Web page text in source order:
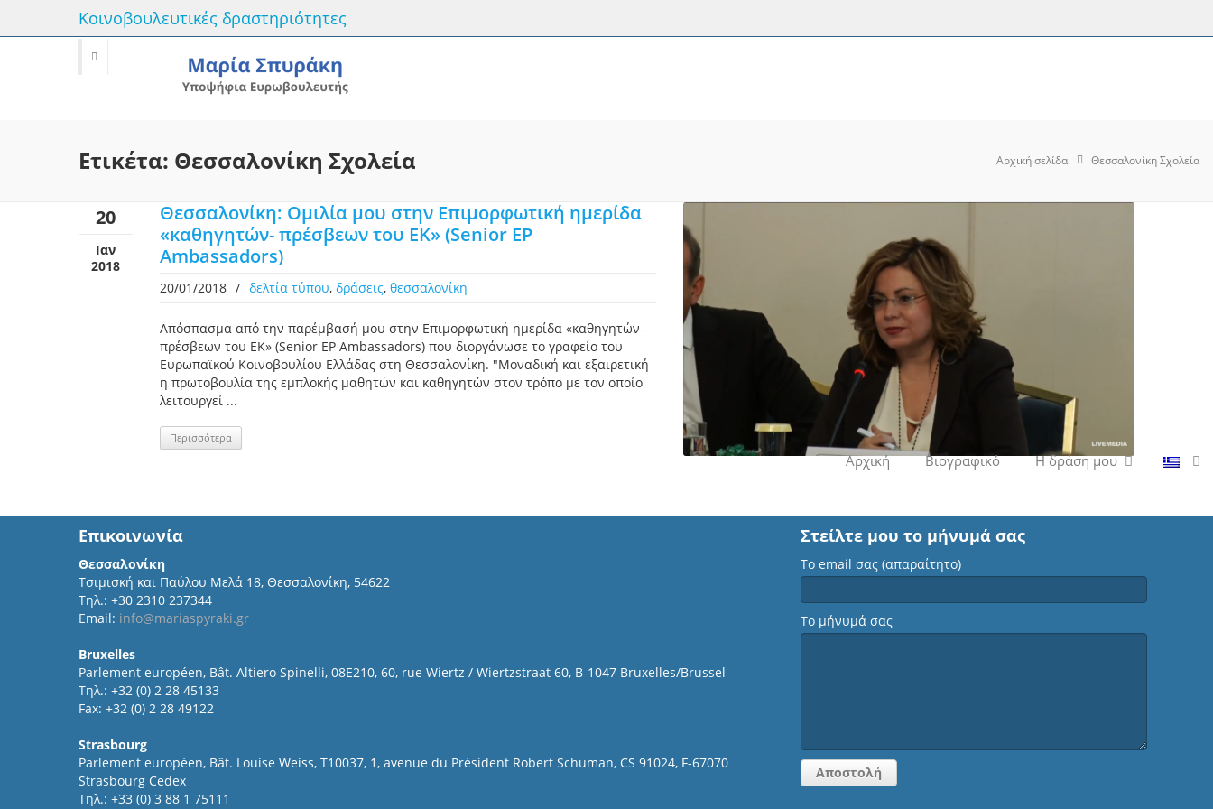
Κοινοβουλευτικές δραστηριότητες
Αρχική Βιογραφικό Η δράση μου
Ετικέτα: Θεσσαλονίκη Σχολεία Αρχική σελίδα Θεσσαλονίκη Σχολεία
20
Ιαν
2018
Θεσσαλονίκη: Ομιλία μου στην Επιμορφωτική ημερίδα
«καθηγητών- πρέσβεων του ΕΚ» (Senior EP
Ambassadors)
20/01/2018 / δελτία τύπου, δράσεις, θεσσαλονίκη
Απόσπασμα από την παρέμβασή μου στην Επιμορφωτική ημερίδα «καθηγητών-
πρέσβεων του ΕΚ» (Senior EP Ambassadors) που διοργάνωσε το γραφείο του
Ευρωπαϊκού Κοινοβουλίου Ελλάδας στη Θεσσαλονίκη. "Μοναδική και εξαιρετική
η πρωτοβουλία της εμπλοκής μαθητών και καθηγητών στον τρόπο με τον οποίο
λειτουργεί ...
Περισσότερα
Επικοινωνία
Θεσσαλονίκη
Τσιμισκή και Παύλου Μελά 18, Θεσσαλονίκη, 54622
Τηλ.: +30 2310 237344
Email: info@mariaspyraki.gr
Bruxelles
Parlement européen, Bât. Altiero Spinelli, 08E210, 60, rue Wiertz / Wiertzstraat 60, B-1047 Bruxelles/Brussel
Τηλ.: +32 (0) 2 28 45133
Fax: +32 (0) 2 28 49122
Strasbourg
Parlement européen, Bât. Louise Weiss, T10037, 1, avenue du Président Robert Schuman, CS 91024, F-67070
Strasbourg Cedex
Τηλ.: +33 (0) 3 88 1 75111
Στείλτε μου το μήνυμά σας
Το email σας (απαραίτητο)
Το μήνυμά σας